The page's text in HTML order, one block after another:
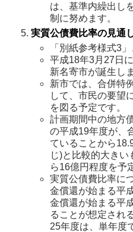
は、基準内繰出し
制に努めます。
実質公債費比率の見通
「別紙参考様式3
平成18年3月27日
新名寄市が誕生し
新市では、合併特
して、市民の要望
を図る予定です。
計画期間中の地方
の平成19年度が、
ていることから
じ)と比較的大き
ら16億円程度を予
実質公債費比率に
金償還が始まる平
金償還が始まる平
ることが想定され
25年度は、単年度